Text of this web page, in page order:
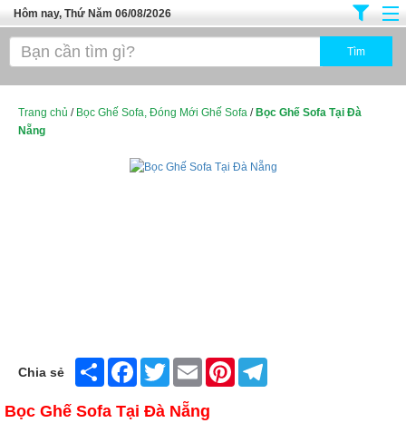
Hôm nay, Thứ Năm 06/08/2026
Trang chủ
Tuyển Sinh Đào Tạo
Hàng Tiêu Dùng
Xây Dựng
Trang chủ / Bọc Ghế Sofa, Đóng Mới Ghế Sofa / Bọc Ghế Sofa Tại Đà
Nẵng
Chia sẻ Share FacebookTwitter Email Pinterest
Bọc Ghế Sofa Tại Đà Nẵng